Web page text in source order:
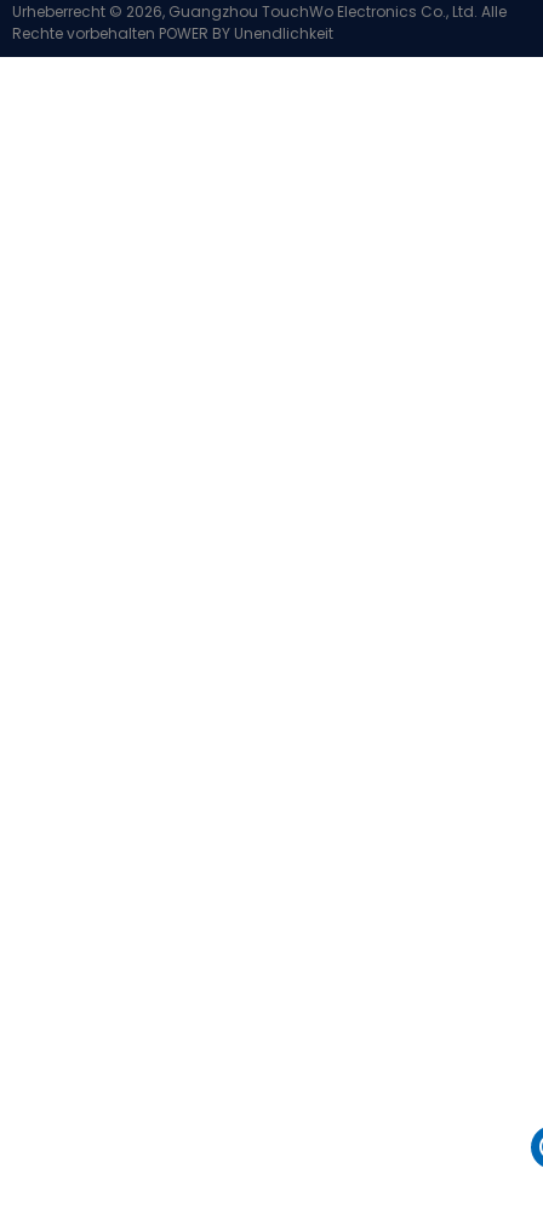
Urheberrecht © 2026, Guangzhou TouchWo Electronics Co., Ltd. Alle
Rechte vorbehalten POWER BY Unendlichkeit